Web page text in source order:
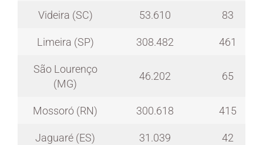
Videira (SC) 53.610 83
Limeira (SP) 308.482 461
São Lourenço
(MG)
46.202 65
Mossoró (RN) 300.618 415
Jaguaré (ES) 31.039 42